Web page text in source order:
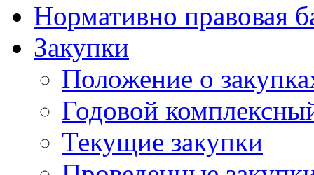
Нормативно правовая
Закупки
Положение о
Годовой
Текущие закупки